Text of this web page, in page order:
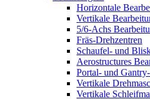
Horizontale
Vertikale
5/6-Achs
Fräs-Drehzentren
Schaufel- und
Aerostructures
Portal- und
Vertikale
Vertikale